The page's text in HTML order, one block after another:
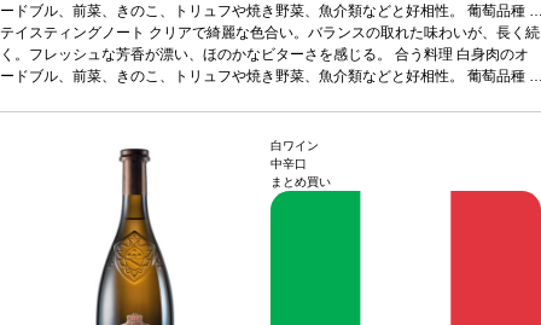
ードブル、前菜、きのこ、トリュフや焼き野菜、魚介類などと好相性。 葡萄品種
ヴェルディッキオ 85%、マルヴァジア 15%*本ヴィンテージが在庫切れの場合、在
庫があり価格が同様の場合は自動的に次のヴィンテージに変更されますのでご了承
ください。
テイスティングノート クリアで綺麗な色合い。バランスの取れた味わいが、長く続
く。フレッシュな芳香が漂い、ほのかなビターさを感じる。 合う料理 白身肉のオ
ードブル、前菜、きのこ、トリュフや焼き野菜、魚介類などと好相性。 葡萄品種
白ワイン
中辛口
まとめ買い